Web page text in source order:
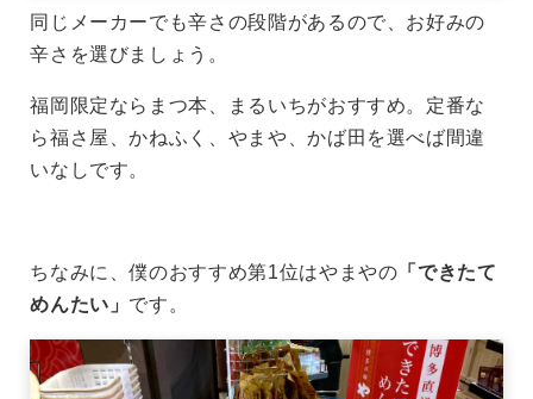
同じメーカーでも辛さの段階があるので、お好みの
辛さを選びましょう。
福岡限定ならまつ本、まるいちがおすすめ。定番な
ら福さ屋、かねふく、やまや、かば田を選べば間違
いなしです。
ちなみに、僕のおすすめ第1位はやまやの 「できたて
めんたい」 です。